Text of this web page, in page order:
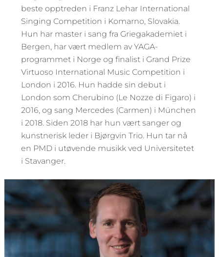
beste opptreden i Franz Lehar International
Singing Competition i Komarno, Slovakia.
Hun har master i sang fra Griegakademiet i
Bergen, har vært medlem av YAGA-
programmet i Norge og finalist i Grand Prize
Virtuoso International Music Competition i
London i 2016. Hun hadde sin debut i
London som Cherubino (Le Nozze di Figaro) i
2016, og sang Mercedes (Carmen) i München
i 2018. Siden 2018 har hun vært sanger og
kunstnerisk leder i Bjørgvin Trio. Hun tar nå
en PMD i utøvende musikk ved Universitetet
i Stavanger.